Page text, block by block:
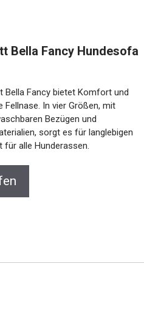
Bella Fancy Hundesofa
Bella Fancy bietet Komfort und
Fellnase. In vier Größen, mit
Bezügen und
sorgt es für langlebigen
alle Hunderassen.